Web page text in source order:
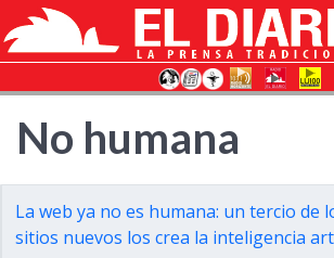
No humana
La web ya no es humana: un tercio de
sitios nuevos los crea la inteligencia